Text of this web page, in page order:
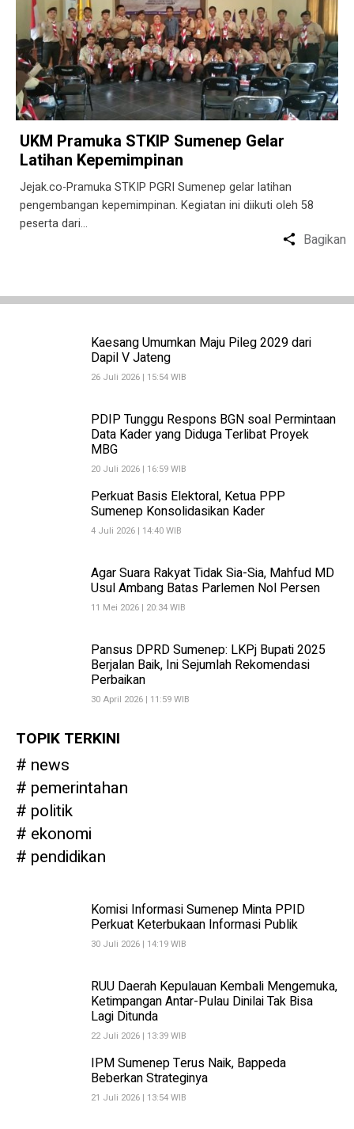
Kaesang Umumkan Maju Pileg 2029 dari
Dapil V Jateng
26 Juli 2026 | 15:54 WIB
PDIP Tunggu Respons BGN soal Permintaan
Data Kader yang Diduga Terlibat Proyek
MBG
20 Juli 2026 | 16:59 WIB
Perkuat Basis Elektoral, Ketua PPP
Sumenep Konsolidasikan Kader
4 Juli 2026 | 14:40 WIB
Agar Suara Rakyat Tidak Sia-Sia, Mahfud MD
Usul Ambang Batas Parlemen Nol Persen
11 Mei 2026 | 20:34 WIB
Pansus DPRD Sumenep: LKPj Bupati 2025
Berjalan Baik, Ini Sejumlah Rekomendasi
Perbaikan
30 April 2026 | 11:59 WIB
TOPIK TERKINI
news
pemerintahan
politik
ekonomi
pendidikan
UKM Pramuka STKIP Sumenep Gelar
Latihan Kepemimpinan
Jejak.co-Pramuka STKIP PGRI Sumenep gelar latihan
pengembangan kepemimpinan. Kegiatan ini diikuti oleh 58
peserta dari…
Bagikan
Komisi Informasi Sumenep Minta PPID
Perkuat Keterbukaan Informasi Publik
30 Juli 2026 | 14:19 WIB
RUU Daerah Kepulauan Kembali Mengemuka,
Ketimpangan Antar-Pulau Dinilai Tak Bisa
Lagi Ditunda
22 Juli 2026 | 13:39 WIB
IPM Sumenep Terus Naik, Bappeda
Beberkan Strateginya
21 Juli 2026 | 13:54 WIB